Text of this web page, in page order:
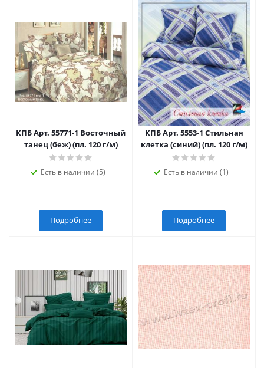
КПБ Арт. 55771-1 Восточный
танец (беж) (пл. 120 г/м)
Есть в наличии (5)
Подробнее
КПБ Арт. 5553-1 Стильная
клетка (синий) (пл. 120 г/м)
Есть в наличии (1)
Подробнее